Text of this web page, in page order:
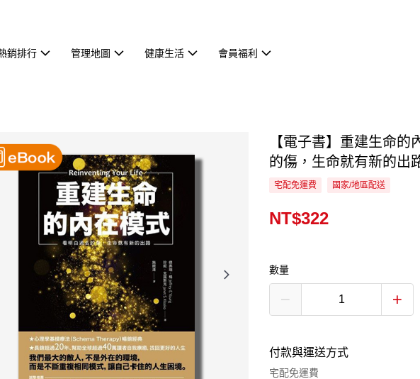
銷排行 管理地圖 健康生活 會員福利
【電子書】重建生命
的傷，生命就有新的出
宅配免運費 國家/地區配送
NT$322
數量
付款與運送方式
宅配免運費